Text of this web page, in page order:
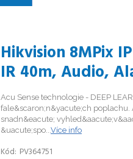
Hikvision 8MPix
IR 40m, Audio,
Acu Sense technologie - DEEP
fale&scaron;n&yacute;ch poplachu.
snadn&eacute;
&uacute;spo...Více info
Kód PV364751